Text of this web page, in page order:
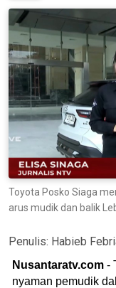
Toyota Posko Siaga
arus mudik dan balik
Penulis: Habieb
Nusantaratv.com -
nyaman pemudik